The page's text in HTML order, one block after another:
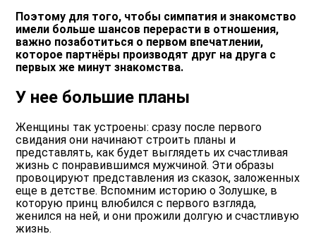
Поэтому для того, чтобы симпатия и знакомство
имели больше шансов перерасти в отношения,
важно позаботиться о первом впечатлении,
которое партнёры производят друг на друга с
первых же минут знакомства.
У нее большие планы
Женщины так устроены: сразу после первого
свидания они начинают строить планы и
представлять, как будет выглядеть их счастливая
жизнь с понравившимся мужчиной. Эти образы
провоцируют представления из сказок, заложенных
еще в детстве. Вспомним историю о Золушке, в
которую принц влюбился с первого взгляда,
женился на ней, и они прожили долгую и счастливую
жизнь.